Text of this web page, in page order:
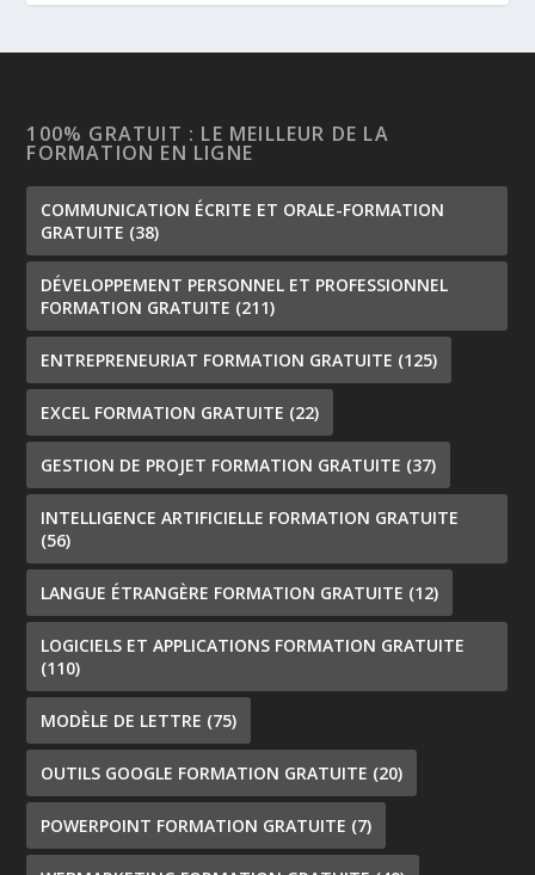
100% GRATUIT : LE MEILLEUR DE LA
FORMATION EN LIGNE
COMMUNICATION ÉCRITE ET ORALE-FORMATION
GRATUITE (38)
DÉVELOPPEMENT PERSONNEL ET PROFESSIONNEL
FORMATION GRATUITE (211)
ENTREPRENEURIAT FORMATION GRATUITE (125)
EXCEL FORMATION GRATUITE (22)
GESTION DE PROJET FORMATION GRATUITE (37)
INTELLIGENCE ARTIFICIELLE FORMATION GRATUITE
(56)
LANGUE ÉTRANGÈRE FORMATION GRATUITE (12)
LOGICIELS ET APPLICATIONS FORMATION GRATUITE
(110)
MODÈLE DE LETTRE (75)
OUTILS GOOGLE FORMATION GRATUITE (20)
POWERPOINT FORMATION GRATUITE (7)